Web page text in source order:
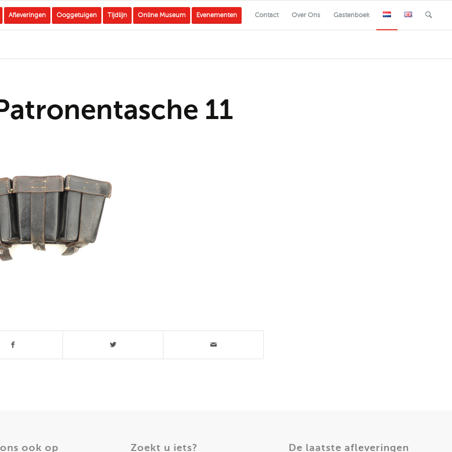
Afleveringen Ooggetuigen Tijdlijn Online Museum Evenementen Contact Over Ons Gastenboek
11
ook op Zoekt u iets? De laatste afleveringen